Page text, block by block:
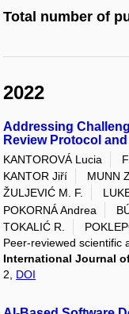
Total number of
2022
Addressing
Review Protocol
KANTOROVÁ Lucia
KANTOR Jiří
MUNN Z.
ŽULJEVIĆ M. F.
POKORNÁ Andrea
TOKALIĆ R.
Peer-reviewed scientific
International Journal
2, DOI